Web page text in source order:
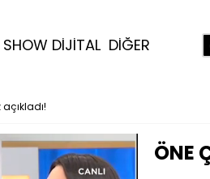
SHOW DİJİTAL DİĞER
ÖNE